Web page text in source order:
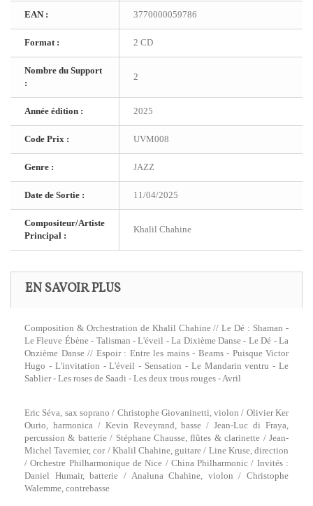
EAN : 3770000059786
Format : 2 CD
Nombre du Support
:
2
Année édition : 2025
Code Prix : UVM008
Genre : JAZZ
Date de Sortie : 11/04/2025
Compositeur/Artiste
Principal :
Khalil Chahine
EN SAVOIR PLUS
Composition & Orchestration de Khalil Chahine // Le Dé : Shaman -
Le Fleuve Ébène - Talisman - L'éveil - La Dixième Danse - Le Dé - La
Onzième Danse // Espoir : Entre les mains - Beams - Puisque Victor
Hugo - L'invitation - L'éveil - Sensation - Le Mandarin ventru - Le
Sablier - Les roses de Saadi - Les deux trous rouges - Avril
Eric Séva, sax soprano / Christophe Giovaninetti, violon / Olivier Ker
Ourio, harmonica / Kevin Reveyrand, basse / Jean-Luc di Fraya,
percussion & batterie / Stéphane Chausse, flûtes & clarinette / Jean-
Michel Tavernier, cor / Khalil Chahine, guitare / Line Kruse, direction
/ Orchestre Philharmonique de Nice / China Philharmonic / Invités :
Daniel Humair, batterie / Analuna Chahine, violon / Christophe
Walemme, contrebasse